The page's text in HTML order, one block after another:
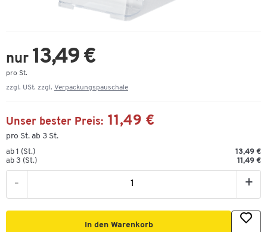
nur 13,49 €
pro St.
zzgl. USt. zzgl. Verpackungspauschale
Unser bester Preis: 11,49 €
pro St. ab 3 St.
ab 1 (St.)
13,49 €
ab 3 (St.)
11,49 €
- +
In den Warenkorb